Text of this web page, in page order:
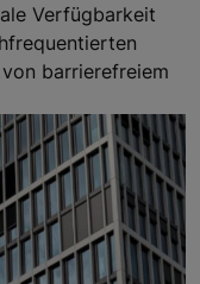
Verfügbarkeit
barrierefreiem